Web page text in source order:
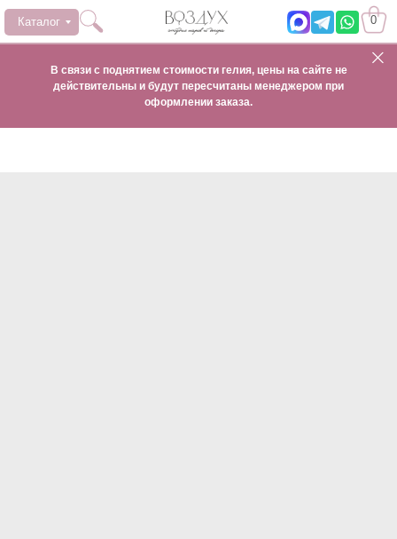
0
Каталог
В связи с поднятием стоимости гелия, цены на сайте не
действительны и будут пересчитаны менеджером при
оформлении заказа.